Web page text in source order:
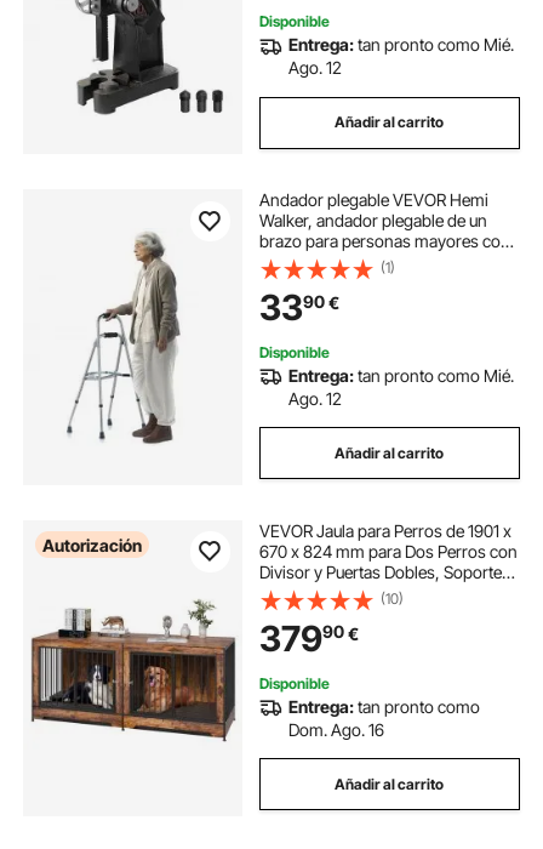
Disponible
Entrega:tan pronto como Mié.
Ago. 12
Añadir al carrito
Andador plegable VEVOR Hemi
Walker, andador plegable de un
brazo para personas mayores con
altura ajustable en 6 niveles,
aluminio liviano | Ayuda de
movilidad lateral con una sola mano
para personas mayores
discapacitadas, hasta 350 libras
(1)
3390€
Disponible
Entrega:tan pronto como Mié.
Ago. 12
Añadir al carrito
Autorización
VEVOR Jaula para Perros de 1901 x
670 x 824 mm para Dos Perros con
Divisor y Puertas Dobles, Soporte
para TV para Jaula para Perros
Extragrande para Perros Pequeños,
Medianos y Grandes, Marrón
(10)
37990€
Disponible
Entrega:tan pronto como
Dom. Ago. 16
Añadir al carrito